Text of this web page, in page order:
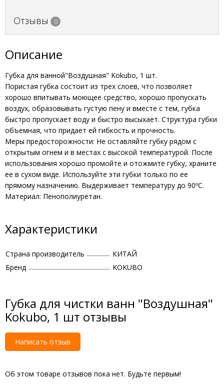
Отзывы 0
Описание
Губка для ванной"Воздушная" Kokubo, 1 шт.
Пористая губка состоит из трех слоев, что позволяет
хорошо впитывать моющее средство, хорошо пропускать
воздух, образовывать густую пену и вместе с тем, губка
быстро пропускает воду и быстро высыхает. Структура губки
объемная, что придает ей гибкость и прочность.
Меры предосторожности: Не оставляйте губку рядом с
открытым огнем и в местах с высокой температурой. После
использования хорошо промойте и отожмите губку, храните
ее в сухом виде. Используйте эти губки только по ее
прямому назначению. Выдерживает температуру до 90ºС.
Материал: Пенополиуретан.
Характеристики
Страна производитель
КИТАЙ
Бренд
KOKUBO
Губка для чистки ванн "Воздушная"
Kokubo, 1 шт отзывы
Написать отзыв
Об этом товаре отзывов пока нет. Будьте первым!